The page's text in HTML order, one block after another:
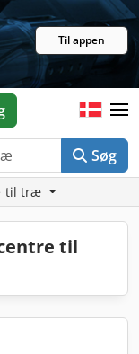
Til appen
Søg
til træ
til